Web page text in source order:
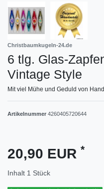
Christbaumkugeln-24.de
6 tlg. Glas-
Vintage Style
Mit viel Mühe und Geduld von
Artikelnummer 4260405720644
20,90 EUR *
Inhalt 1 Stück